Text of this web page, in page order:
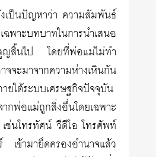
เป็นปัญหาว่า ความสัมพันธ์
พาะบทบาทในการนำเสนอ
ญสิ้นไป โดยที่พ่อแม่ไม่ทำ
ะมาจากความห่างเหินกัน
ยใต้ระบบเศรษฐกิจปัจจุบัน
กพ่อแม่ถูกสิ่งอื่นโดยเฉพาะ
เช่นโทรทัศน์ วีดีโอ โทรศัพท์
เข้ามายึดครองอำนาจแล้ว